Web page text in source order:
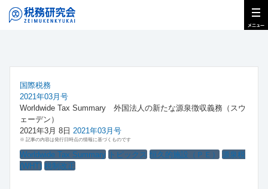
国際税務
2021年03月号
Worldwide Tax Summary 外国法人の新たな源泉徴収義務（スウ
ェーデン）
2021年3月 8日 2021年03月号
※ 記事の内容は発行日時点の情報に基づくものです
Worldwide Tax Summary トピックス 恒久的施設（ＰＥ）
源泉税
(WHT) 税制改正